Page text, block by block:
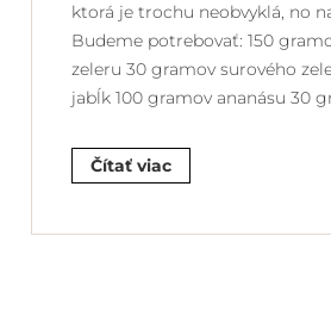
ktorá je trochu neobvyklá, no
Budeme potrebovať: 150
zeleru 30 gramov surového
jabĺk 100 gramov ananásu 30
Čítať viac